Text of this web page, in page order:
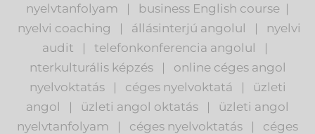
nyelvtanfolyam
| business English course |
nyelvi coaching
| állásinterjú angolul |
nyelvi
audit
| telefonkonferencia angolul
|
nterkulturális képzés
| online céges angol
nyelvoktatás
| céges nyelvoktatá |
üzleti
angol
| üzleti angol oktatás |
üzleti angol
nyelvtanfolyam
| céges nyelvoktatás |
céges